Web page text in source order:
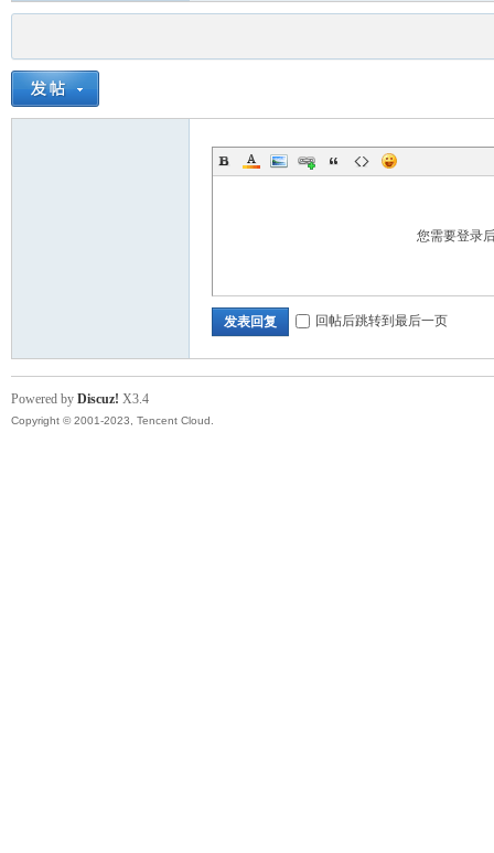
您需要登录
发表回复 回帖后跳转到最后一页
Powered by Discuz! X3.4
Copyright © 2001-2023, Tencent Cloud.